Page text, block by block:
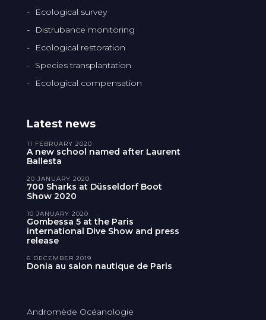
Ecological survey
Distrubance monitoring
Ecological restoration
Species transplantation
Ecological compensation
Latest news
A new school named after Laurent
Ballesta
11 FEBRUARY 2020
700 Sharks at Düsseldorf Boot
Show 2020
20 JANUARY 2020
Gombessa 5 at the Paris
international Dive Show and press
release
10 JANUARY 2020
Donia au salon nautique de Paris
6 DECEMBER 2019
Andromède Océanologie